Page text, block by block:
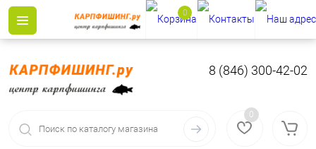
8 (846) 300-42-02
0
0